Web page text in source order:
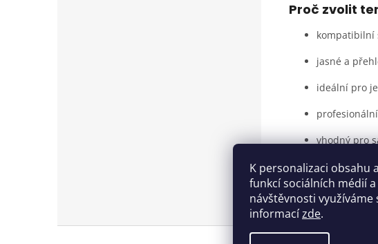
K personalizaci obsahu
funkcí sociálních médií
návštěvnosti využíváme
informacízde.
Proč zvolit
kompatibilní
jasné a
ideální pro
vhodný pro
Buttonkový střed
přehledně ocenit